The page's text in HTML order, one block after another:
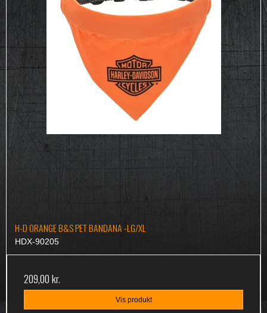
H-D ORANGE B&S PET BANDANA -LG/XL
HDX-90205
209,00 kr.
Vis produkt